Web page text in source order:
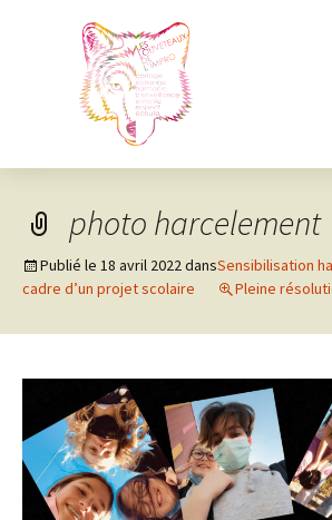
photo harcelement
Publié le 18 avril 2022dansSensibilisation
cadre d’un projet scolaire
Pleine